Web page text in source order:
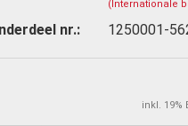
(Internationale
nr.: 1250001-
inkl. 19%